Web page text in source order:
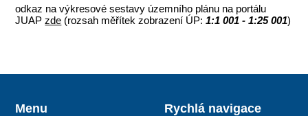
odkaz na výkresové sestavy územního plánu na portálu
JUAPzde (rozsah měřítek zobrazení ÚP:1:1 001 - 1:25 001)
Menu Rychlá navigace